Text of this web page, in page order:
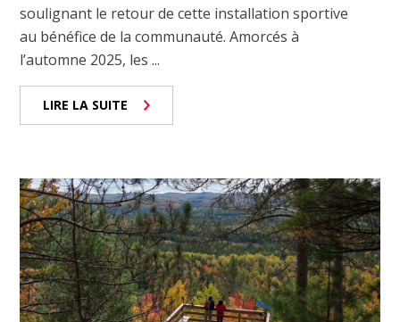
soulignant le retour de cette installation sportive
au bénéfice de la communauté. Amorcés à
l’automne 2025, les ...
LIRE LA SUITE